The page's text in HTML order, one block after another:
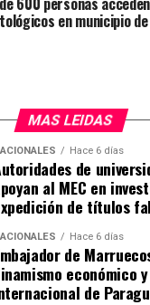
en el país,
de la planta
en municipio
MAS LEIDAS
Hace 6 días
de
al MEC en
de títulos
Hace 6 días
de
económico
de